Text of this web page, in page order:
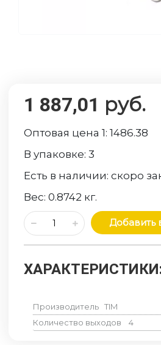
1 887,01 руб.
Оптовая цена 1:1486.38
В упаковке:3
Есть в наличии:скоро
Вес:0.8742 кг.
Добавить
Производитель TIM
Количество выходов
4